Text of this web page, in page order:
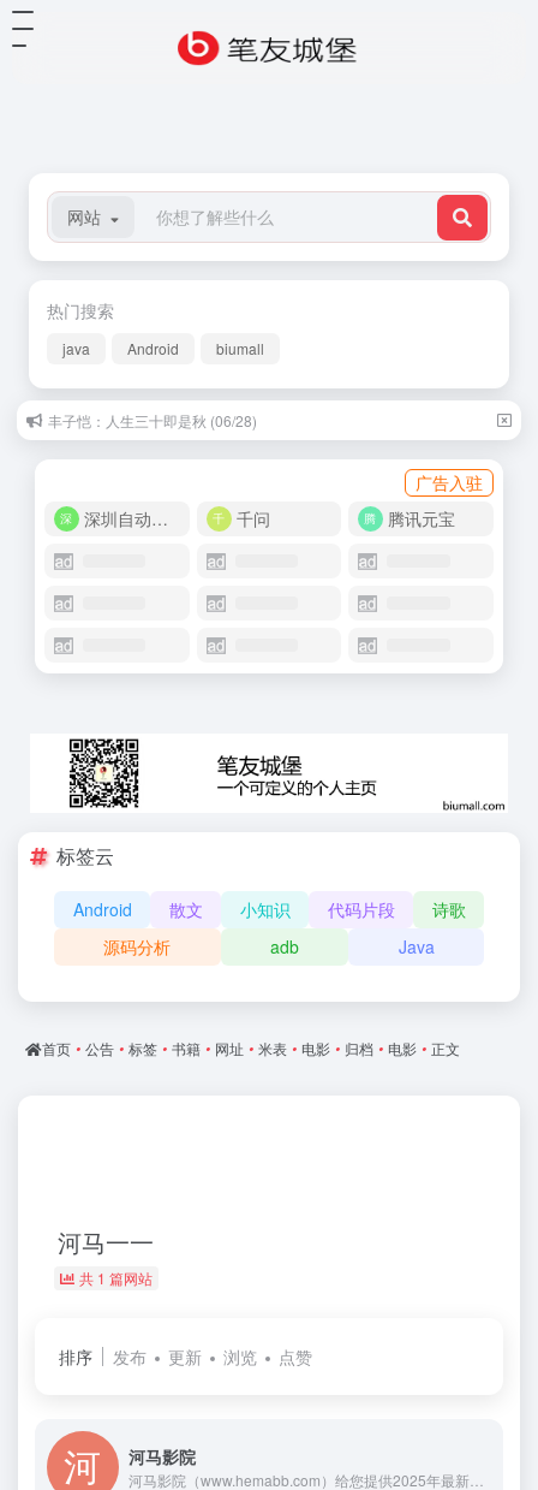
网站
热门搜索
java Android biumall
丰子恺：人生三十即是秋 (06/28)
广告入驻
深圳自动化商城
千问 腾讯元宝
标签云
Android 散文 小知识 代码片段
诗歌
源码分析
adb Java
首页 • 公告 • 标签 • 书籍 • 网址 • 米表 • 电影 • 归档 • 电影 • 正文
河马一一
共 1 篇网站
排序 发布 更新 浏览 点赞
河马影院